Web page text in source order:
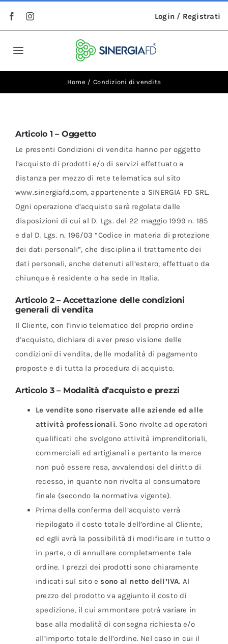
Login / Registrati
Toggle
Navigation
I Nostri Brand
Prodotti
Sostenibilità
Home Condizioni di vendita
Articolo 1 – Oggetto
Le presenti Condizioni di vendita hanno per oggetto
l’acquisto di prodotti e/o di servizi effettuato a
distanza per mezzo di rete telematica sul sito
www.sinergiafd.com, appartenente a SINERGIA FD SRL.
Ogni operazione d’acquisto sarà regolata dalle
disposizioni di cui al D. Lgs. del 22 maggio 1999 n. 185
e dal D. Lgs. n. 196/03 “Codice in materia di protezione
dei dati personali”, che disciplina il trattamento dei
dati personali, anche detenuti all’estero, effettuato da
chiunque è residente o ha sede in Italia.
Articolo 2 – Accettazione delle condizioni
generali di vendita
Il Cliente, con l’invio telematico del proprio ordine
d’acquisto, dichiara di aver preso visione delle
condizioni di vendita, delle modalità di pagamento
proposte e di tutta la procedura di acquisto.
Articolo 3 – Modalità d’acquisto e prezzi
Le vendite sono riservate alle aziende ed alle
attività professionali. Sono rivolte ad operatori
qualificati che svolgono attività imprenditoriali,
commerciali ed artigianali e pertanto la merce
non può essere resa, avvalendosi del diritto di
recesso, in quanto non rivolta al consumatore
finale (secondo la normativa vigente).
Prima della conferma dell’acquisto verrà
riepilogato il costo totale dell’ordine al Cliente,
ed egli avrà la possibilità di modificare in tutto o
in parte, o di annullare completamente tale
ordine. I prezzi dei prodotti sono chiaramente
indicati sul sito e sono al netto dell’IVA. Al
prezzo del prodotto va aggiunto il costo di
spedizione, il cui ammontare potrà variare in
base alla modalità di consegna richiesta e/o
all’importo totale dell’ordine. Nel caso in cui il